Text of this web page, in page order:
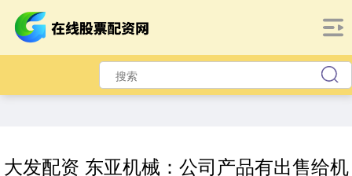
大发配资 东亚机械：公司产品有出售给机